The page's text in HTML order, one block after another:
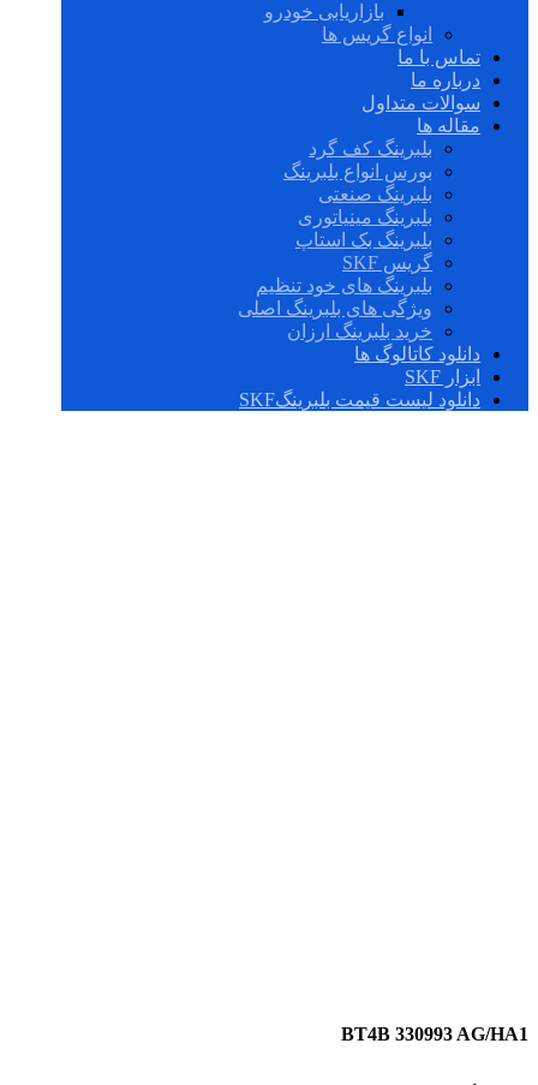
بازاریابی خودرو
انواع گریس ها
تماس با ما
درباره ما
سوالات متداول
مقاله ها
بلبرینگ کف گرد
بورس انواع بلبرینگ
بلبرینگ صنعتی
بلبرینگ مینیاتوری
بلبرینگ بک استاپ
گریس SKF
بلبرینگ های خود تنظیم
ویژگی های بلبرینگ اصلی
خرید بلبرینگ ارزان
دانلود کاتالوگ ها
ابزار SKF
دانلود لیست قیمت بلبرینگSKF
BT4B 330993 AG/HA1